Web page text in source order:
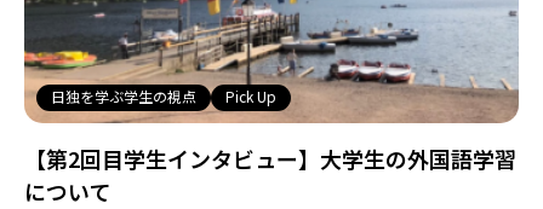
日独を学ぶ学生の視点 Pick Up
【第2回目学生インタビュー】大学生の外国語学習
について